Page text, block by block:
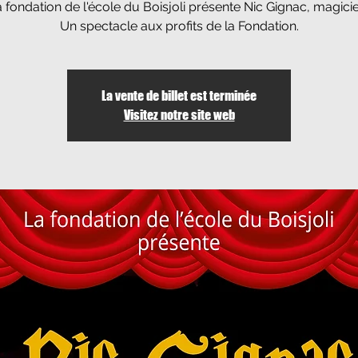
fondation de l'école du Boisjoli présente Nic Gignac,
Un spectacle aux profits de la Fondation.
La vente de billet est terminée
Visitez notre site web